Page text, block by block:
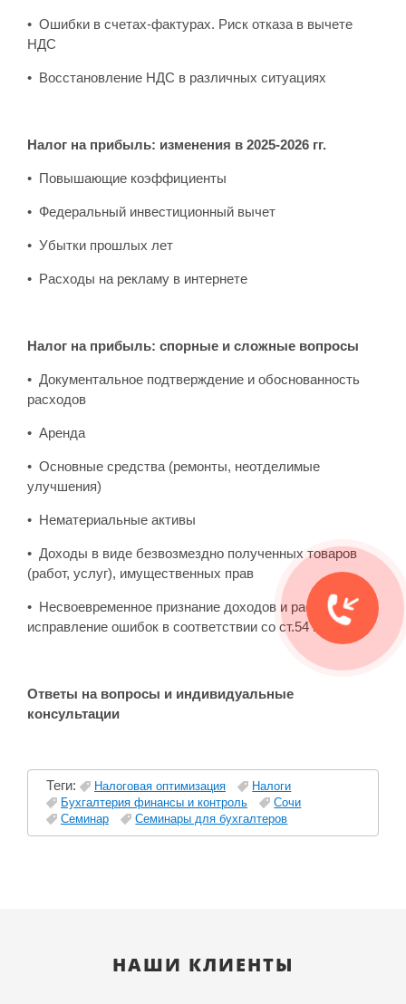
• Ошибки в счетах-фактурах. Риск отказа в вычете
НДС
• Восстановление НДС в различных ситуациях
Налог на прибыль: изменения в 2025-2026 гг.
• Повышающие коэффициенты
• Федеральный инвестиционный вычет
• Убытки прошлых лет
• Расходы на рекламу в интернете
Налог на прибыль: спорные и сложные вопросы
• Документальное подтверждение и обоснованность
расходов
• Аренда
• Основные средства (ремонты, неотделимые
улучшения)
• Нематериальные активы
• Доходы в виде безвозмездно полученных товаров
(работ, услуг), имущественных прав
• Несвоевременное признание доходов и расходов:
исправление ошибок в соответствии со ст.54 НК РФ
Ответы на вопросы и индивидуальные
консультации
Теги: Налоговая оптимизация
Налоги
Бухгалтерия финансы и контроль
Сочи
Семинар
Семинары для бухгалтеров
НАШИ КЛИЕНТЫ